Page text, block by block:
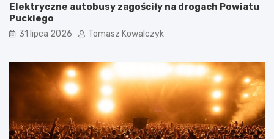
Elektryczne autobusy zagościły na drogach Powiatu
Puckiego
31 lipca 2026 Tomasz Kowalczyk